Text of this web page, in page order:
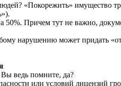
«Покорежить» имущество
Причем тут не важно,
нарушению может придать
ведь помните, да?
или условий лицензий